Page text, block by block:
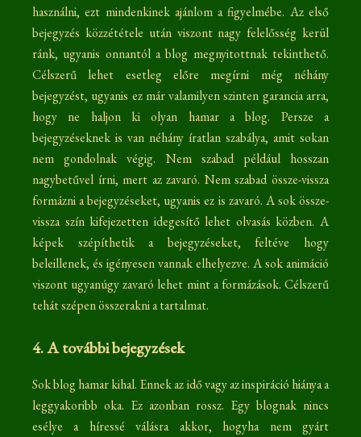
használni, ezt mindenkinek ajánlom a figyelmébe. Az első
bejegyzés közzététele után viszont nagy felelősség kerül
ránk, ugyanis onnantól a blog megnyitottnak tekinthető.
Célszerű lehet esetleg előre megírni még néhány
bejegyzést, ugyanis ez már valamilyen szinten garancia arra,
hogy ne haljon ki olyan hamar a blog. Persze a
bejegyzéseknek is van néhány íratlan szabálya, amit sokan
nem gondolnak végig. Nem szabad például hosszan
nagybetűvel írni, mert az zavaró. Nem szabad össze-vissza
formázni a bejegyzéseket, ugyanis ez is zavaró. A sok össze-
vissza szín kifejezetten idegesítő lehet olvasás közben. A
képek szépíthetik a bejegyzéseket, feltéve hogy
beleillenek, és igényesen vannak elhelyezve. A sok animáció
viszont ugyanúgy zavaró lehet mint a formázások. Célszerű
tehát szépen összerakni a tartalmat.
4. A további bejegyzések
Sok blog hamar kihal. Ennek az idő vagy az inspiráció hiánya a
leggyakoribb oka. Ez azonban rossz. Egy blognak nincs
esélye a híressé válásra akkor, hogyha nem gyárt